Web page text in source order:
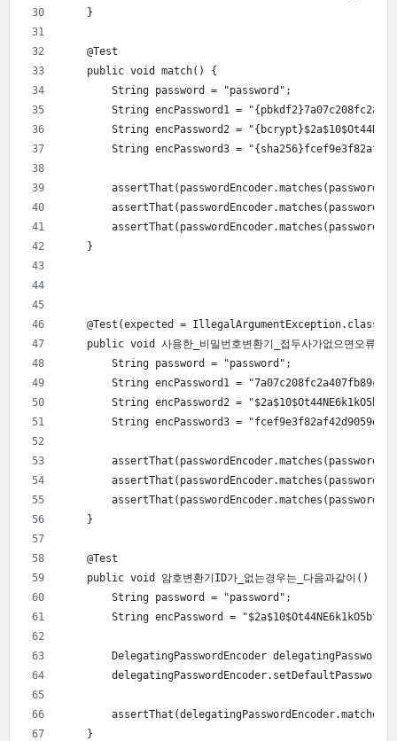
    }
    @Test
    public void match() {
        String password = "password";
String encPassword1 =
String encPassword2 =
String encPassword3 =
assertThat(passwordEncoder.matches(password,
assertThat(passwordEncoder.matches(password,
assertThat(passwordEncoder.matches(password,
    }
    @Test(expected = IllegalArgumentException.class)
public void 사용한_비밀번호변환기_접두사가없으면오류발
        String password = "password";
String encPassword1 =
String encPassword2 =
String encPassword3 =
assertThat(passwordEncoder.matches(password,
assertThat(passwordEncoder.matches(password,
assertThat(passwordEncoder.matches(password,
    }
    @Test
    public void 암호변환기ID가_없는경우는_다음과같이() {
        String password = "password";
String encPassword =
DelegatingPasswordEncoder
    }